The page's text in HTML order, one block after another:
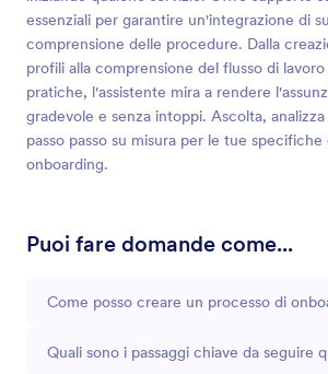
essenziali per garantire un'integrazione di
comprensione delle procedure. Dalla
profili alla comprensione del flusso di
pratiche, l'assistente mira a rendere
gradevole e senza intoppi. Ascolta,
passo passo su misura per le tue
onboarding.
Puoi fare domande come...
Come posso creare un processo di
Quali sono i passaggi chiave da